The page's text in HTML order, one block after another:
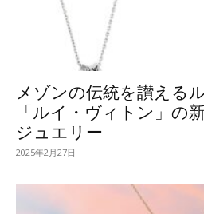
メゾンの伝統を讃える
「ルイ・ヴィトン」の
ジュエリー
2025年2月27日